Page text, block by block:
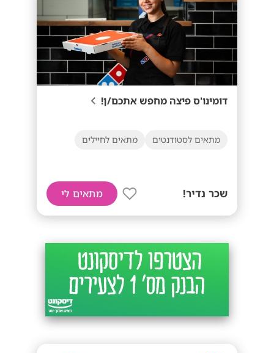
דומינו'ס פיצה מחפש אתכם/ן!
מתאים לסטודנטים מתאים לחיילים
שכר נדיר! מתאים לי